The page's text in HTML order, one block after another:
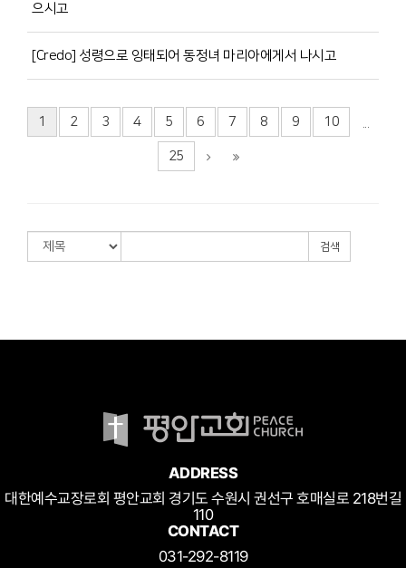
으시고
[Credo] 성령으로 잉태되어 동정녀 마리아에게서 나시고
1 2 3 4 5 6 7 8 9 10
25
검색
ADDRESS
대한예수교장로회 평안교회 경기도 수원시 권선구 호매실로 218번길
110
CONTACT
031-292-8119